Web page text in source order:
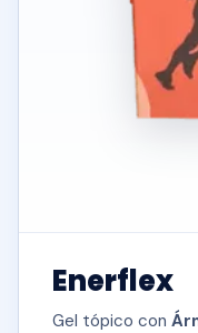
Enerflex
Gel tópico con